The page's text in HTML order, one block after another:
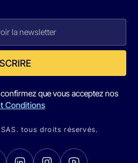
que vous acceptez nos
Conditions
tous droits réservés.